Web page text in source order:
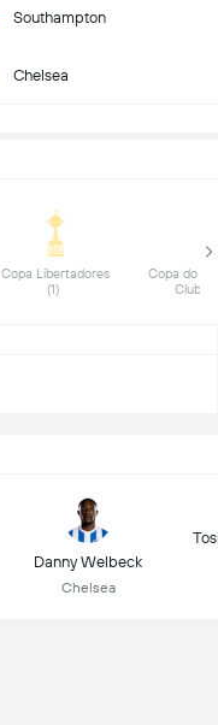
Southampton
Chelsea
Copa Libertadores
Copa do
Danny Welbeck
Chelsea